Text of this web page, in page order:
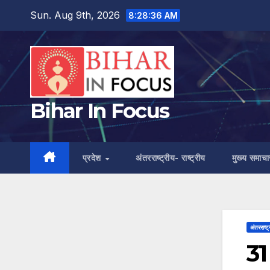
content
Sun. Aug 9th, 2026 8:28:37 AM
Bihar In Focus
प्रदेश अंतरराष्ट्रीय- राष्ट्रीय मुख्य